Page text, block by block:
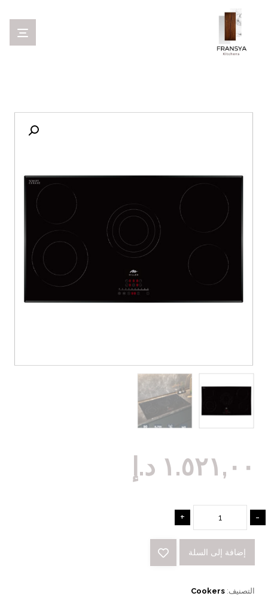
١.٥٢١,٠٠ د.إ
-
+
إضافة إلى السلة
التصنيف:Cookers